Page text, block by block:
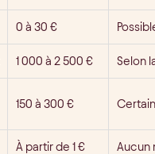
0 à 30 €
1 000 à 2 500 € Selon
150 à 300 €
À partir de 1 € Aucun